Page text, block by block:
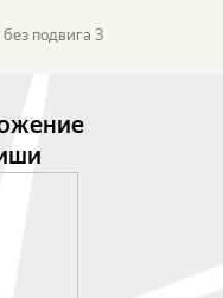
подвига 3